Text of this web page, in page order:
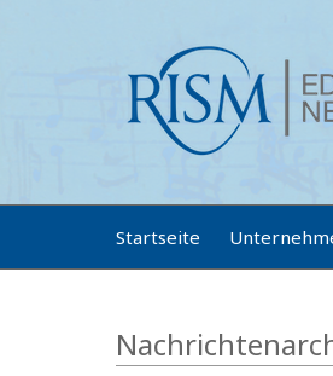
Startseite